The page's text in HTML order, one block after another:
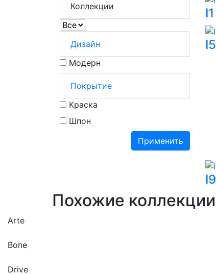
Коллекции
Дизайн
Модерн
Покрытие
Краска
Шпон
Применить
I1
I5
I9
Похожие коллекции
Arte
Bone
Drive